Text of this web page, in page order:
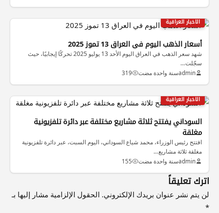
الاخبار العراقية
أسعار الذهب اليوم في العراق 13 تموز 2025
شهد سعر الذهب في العراق اليوم الأحد 13 يوليو 2025 تحركًا إيجابيًا، حيث
سجّلت…
adminسنة واحدة مضت 319
الاخبار العراقية
السوداني يفتتح ثلاثة مشاريع مختلفة عبر دائرة تلفزيونية
مغلقة
افتتح رئيس الوزراء، محمد شياع السوداني، اليوم السبت، عبر دائرة تلفزيونية
مغلقة ثلاثة مشاريع…
adminسنة واحدة مضت 155
اترك تعليقاً
لن يتم نشر عنوان بريدك الإلكتروني. الحقول الإلزامية مشار إليها بـ
*